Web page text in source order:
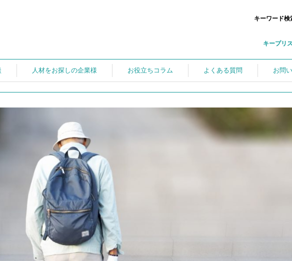
キーワード検
キープリ
人材をお探しの企業様 お役立ちコラム よくある質問 お問